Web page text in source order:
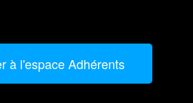
à l'espace Adhérents